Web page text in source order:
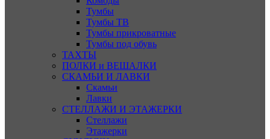
Тумбы
Тумбы ТВ
Тумбы прикроватные
Тумбы под обувь
ТАХТЫ
ПОЛКИ и ВЕШАЛКИ
СКАМЬИ И ЛАВКИ
Скамьи
Лавки
СТЕЛЛАЖИ И ЭТАЖЕРКИ
Стеллажи
Этажерки